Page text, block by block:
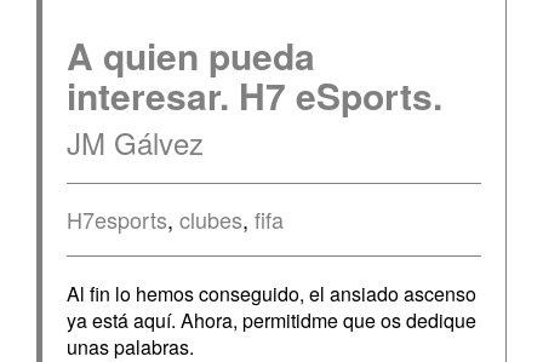
A quien pueda
interesar. H7 eSports.
JM Gálvez
H7esports, clubes, fifa
Al fin lo hemos conseguido, el ansiado ascenso
ya está aquí. Ahora, permitidme que os dedique
unas palabras.